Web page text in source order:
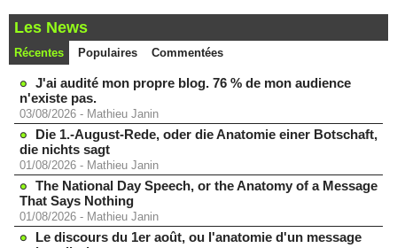
Les News
Récentes Populaires Commentées
J'ai audité mon propre blog. 76 % de mon audience
n'existe pas.
03/08/2026 - Mathieu Janin
Die 1.-August-Rede, oder die Anatomie einer Botschaft,
die nichts sagt
01/08/2026 - Mathieu Janin
The National Day Speech, or the Anatomy of a Message
That Says Nothing
01/08/2026 - Mathieu Janin
Le discours du 1er août, ou l'anatomie d'un message